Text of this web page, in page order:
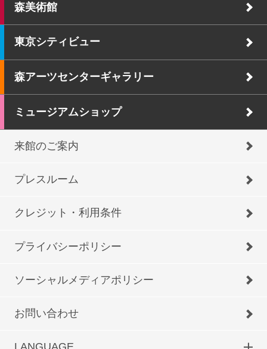
森美術館
東京シティビュー
森アーツセンターギャラリー
ミュージアムショップ
来館のご案内
プレスルーム
クレジット・利用条件
プライバシーポリシー
ソーシャルメディアポリシー
お問い合わせ